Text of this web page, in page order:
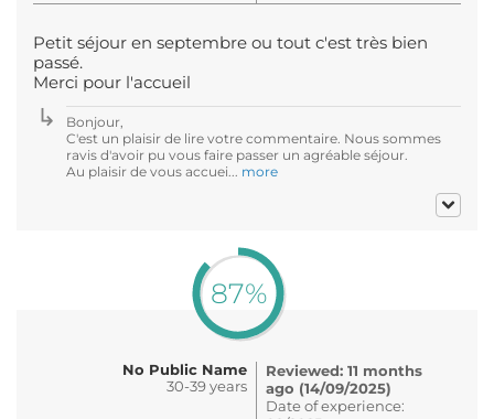
Petit séjour en septembre ou tout c'est très bien
passé.
Merci pour l'accueil
Bonjour,
C'est un plaisir de lire votre commentaire. Nous sommes
ravis d'avoir pu vous faire passer un agréable séjour.
Au plaisir de vous accuei... more
87%
No Public Name
30-39 years
Reviewed: 11 months
ago (14/09/2025)
Date of experience: